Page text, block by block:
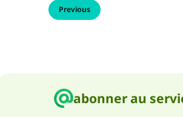
Previous
abonner au